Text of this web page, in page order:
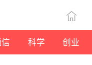
科学 创业